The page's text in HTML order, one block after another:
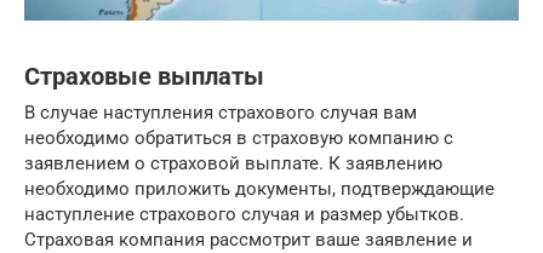
Страховые выплаты
В случае наступления страхового случая вам
необходимо обратиться в страховую компанию с
заявлением о страховой выплате. К заявлению
необходимо приложить документы, подтверждающие
наступление страхового случая и размер убытков.
Страховая компания рассмотрит ваше заявление и